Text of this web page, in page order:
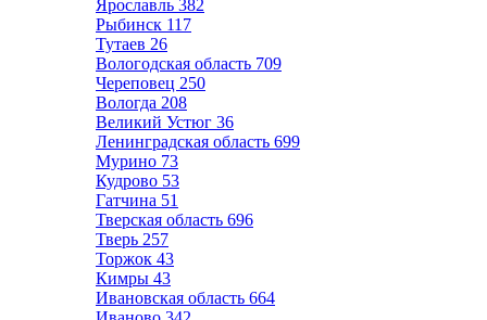
Ярославль 382
Рыбинск 117
Тутаев 26
Вологодская область 709
Череповец 250
Вологда 208
Великий Устюг 36
Ленинградская область 699
Мурино 73
Кудрово 53
Гатчина 51
Тверская область 696
Тверь 257
Торжок 43
Кимры 43
Ивановская область 664